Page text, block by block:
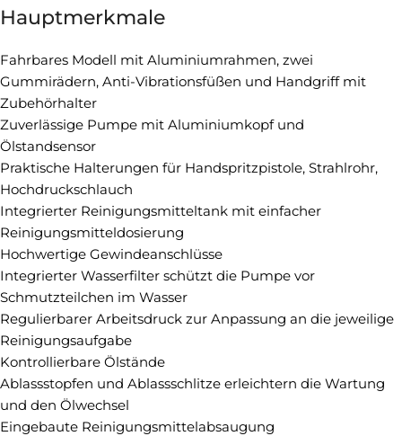
Hauptmerkmale
Fahrbares Modell mit Aluminiumrahmen, zwei
Gummirädern, Anti-Vibrationsfüßen und Handgriff mit
Zubehörhalter
Zuverlässige Pumpe mit Aluminiumkopf und
Ölstandsensor
Praktische Halterungen für Handspritzpistole, Strahlrohr,
Hochdruckschlauch
Integrierter Reinigungsmitteltank mit einfacher
Reinigungsmitteldosierung
Hochwertige Gewindeanschlüsse
Integrierter Wasserfilter schützt die Pumpe vor
Schmutzteilchen im Wasser
Regulierbarer Arbeitsdruck zur Anpassung an die jeweilige
Reinigungsaufgabe
Kontrollierbare Ölstände
Ablassstopfen und Ablassschlitze erleichtern die Wartung
und den Ölwechsel
Eingebaute Reinigungsmittelabsaugung